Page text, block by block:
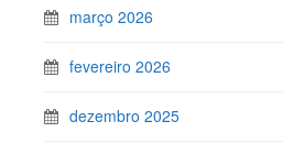
março 2026
fevereiro 2026
dezembro 2025